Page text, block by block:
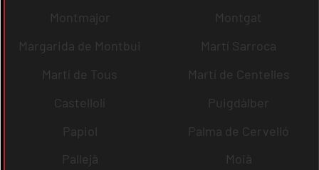
Montmajor
Montgat
Margarida de Montbui
Martí Sarroca
Martí de Tous
Martí de Centelles
Castellolí
Puigdàlber
Papiol
Palma de Cervelló
Pallejà
Moià